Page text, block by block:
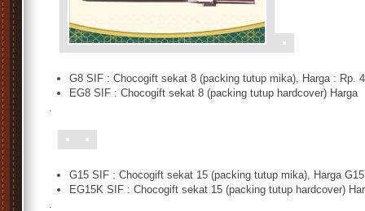
G8 SIF : Chocogift sekat 8 (packing tutup mika), Harga : Rp.
EG8 SIF : Chocogift sekat 8 (packing tutup hardcover)
.
G15 SIF : Chocogift sekat 15 (packing tutup mika), Harga
EG15K SIF : Chocogift sekat 15 (packing tutup hardcover)
.